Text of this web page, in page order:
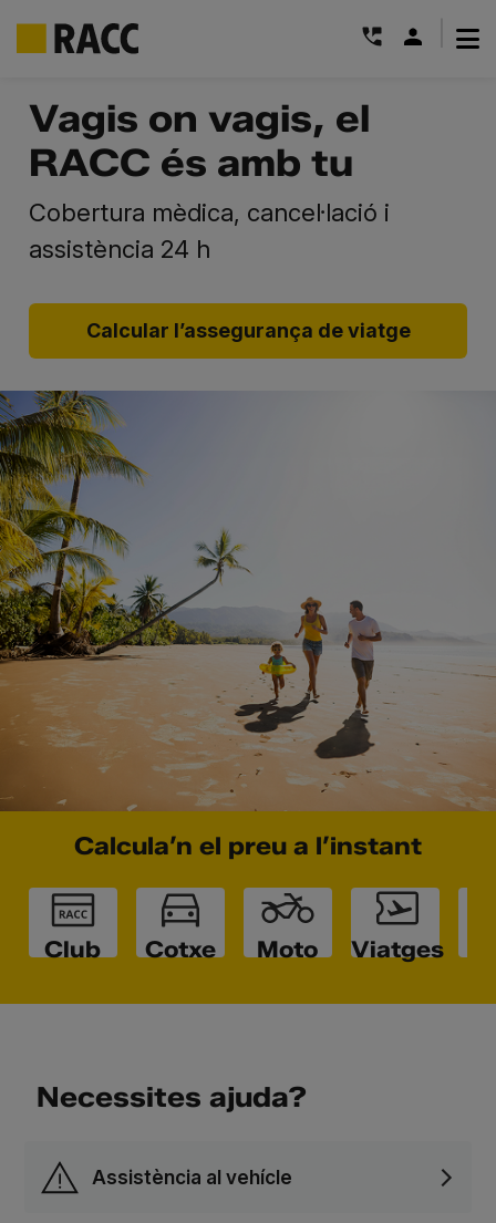
content
Vagis on vagis, el
RACC és amb tu
Cobertura mèdica, cancel·lació i
assistència 24 h
Calcular l’assegurança de viatge
Calcula’n el preu a l’instant
Club Cotxe Moto Viatges
Necessites ajuda?
Assistència al vehícle